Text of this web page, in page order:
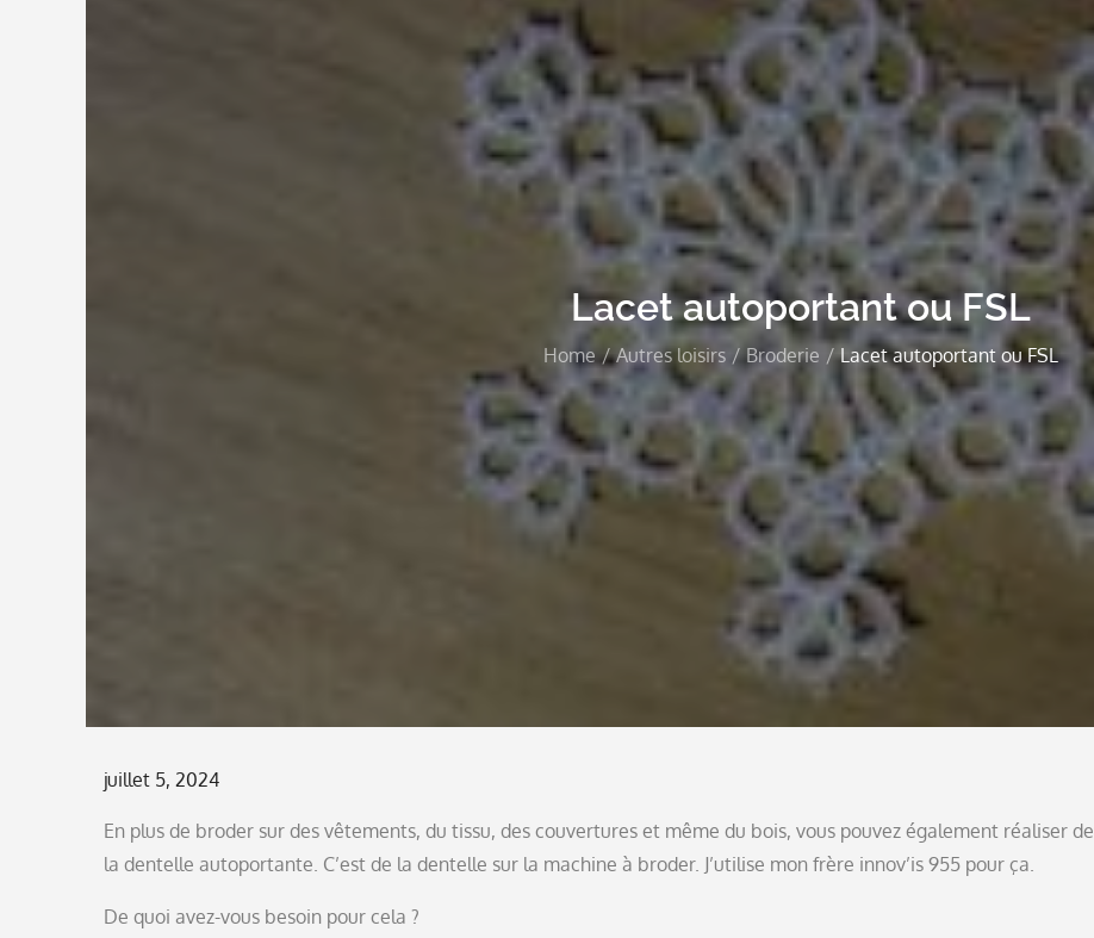
Lacet autoportant ou FSL
Home Autres loisirs Broderie Lacet autoportant ou FSL
Posted
juillet 5, 2024
En plus de broder sur des vêtements, du tissu, des couvertures et même du bois, vous pouvez également réaliser de
la dentelle autoportante. C’est de la dentelle sur la machine à broder. J’utilise mon frère innov’is 955 pour ça.
De quoi avez-vous besoin pour cela ?